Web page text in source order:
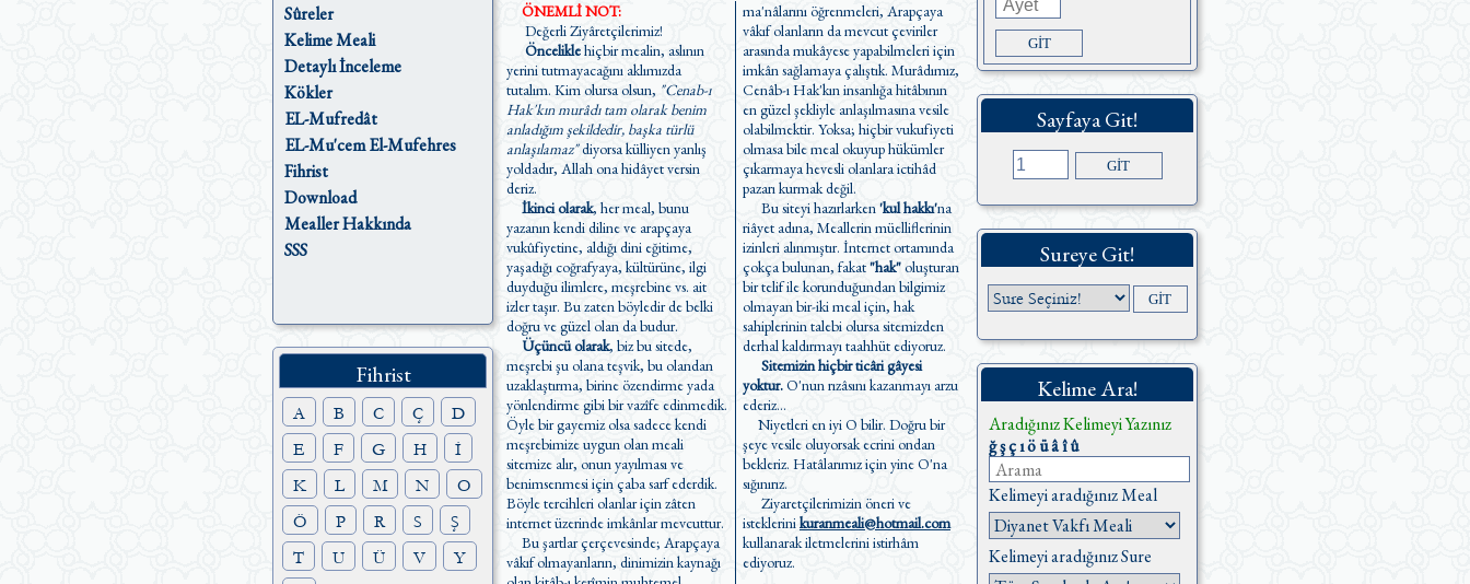
Sûreler
Kelime Meali
Detaylı İnceleme
Kökler
EL-Mufredât
EL-Mu'cem El-Mufehres
Fihrist
Download
Mealler Hakkında
SSS
Fihrist
A B C Ç
D
E
F G H
İ
K
L M N
O
Ö
P R S
Ş
T
U Ü V Y
ÖNEMLİ NOT:
Değerli Ziyâretçilerimiz!
Önceliklehiçbir mealin, aslının
yerini tutmayacağını aklımızda
tutalım. Kim olursa olsun, "Cenab-ı
Hak'kın murâdı tam olarak benim
anladığım şekildedir, başka türlü
anlaşılamaz"diyorsa külliyen yanlış
yoldadır, Allah ona hidâyet versin
deriz.
İkinci olarak, her meal, bunu
yazanın kendi diline ve arapçaya
vukûfiyetine, aldığı dini eğitime,
yaşadığı coğrafyaya, kültürüne, ilgi
duyduğu ilimlere, meşrebine vs. ait
izler taşır. Bu zaten böyledir de belki
doğru ve güzel olan da budur.
Üçüncü olarak, biz bu sitede,
meşrebi şu olana teşvik, bu olandan
uzaklaştırma, birine özendirme yada
yönlendirme gibi bir vazîfe edinmedik.
Öyle bir gayemiz olsa sadece kendi
meşrebimize uygun olan meali
sitemize alır, onun yayılması ve
benimsenmesi için çaba sarf ederdik.
Böyle tercihleri olanlar için zâten
internet üzerinde imkânlar mevcuttur.
Bu şartlar çerçevesinde; Arapçaya
vâkıf olmayanların, dinimizin kaynağı
ma'nâlarını öğrenmeleri, Arapçaya
vâkıf olanların da mevcut çeviriler
arasında mukâyese yapabilmeleri için
imkân sağlamaya çalıştık. Murâdımız,
Cenâb-ı Hak'kın insanlığa hitâbının
en güzel şekliyle anlaşılmasına vesile
olabilmektir. Yoksa; hiçbir vukufiyeti
olmasa bile meal okuyup hükümler
çıkarmaya hevesli olanlara ictihâd
pazarı kurmak değil.
Bu siteyi hazırlarken'kul hakkı'na
riâyet adına, Meallerin müelliflerinin
izinleri alınmıştır. İnternet ortamında
çokça bulunan, fakat"hak"oluşturan
bir telif ile korunduğundan bilgimiz
olmayan bir-iki meal için, hak
sahiplerinin talebi olursa sitemizden
derhal kaldırmayı taahhüt ediyoruz.
Sitemizin hiçbir ticâri gâyesi
yoktur.O'nun rızâsını kazanmayı arzu
ederiz...
Niyetleri en iyi O bilir. Doğru bir
şeye vesile oluyorsak ecrini ondan
bekleriz. Hatâlarımız için yine O'na
sığınırız.
Ziyaretçilerimizin öneri ve
isteklerinikuranmeali@hotmail.com
kullanarak iletmelerini istirhâm
ediyoruz.
Sayfaya Git!
Sureye Git!
Kelime Ara!
Aradığınız Kelimeyi Yazınız
ğşçıöüâîû
Kelimeyi aradığınız Meal
Kelimeyi aradığınız Sure